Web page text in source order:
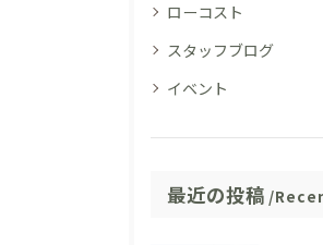
ローコスト
スタッフブログ
イベント
最近の投稿